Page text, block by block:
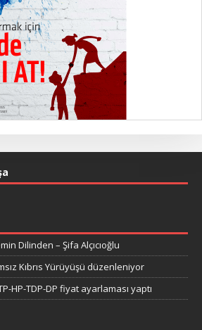
Dilinden – Şifa Alçıcıoğlu
Kıbrıs Yürüyüşü düzenleniyor
HP-TDP-DP fiyat ayarlaması yaptı